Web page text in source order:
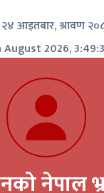
२४ आइतबार, श्रावण
2026,
नेपाल